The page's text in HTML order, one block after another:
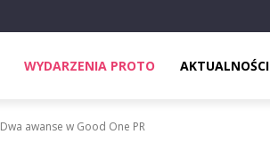
WYDARZENIA PROTO AKTUALNOŚCI
Dwa awanse w Good One PR